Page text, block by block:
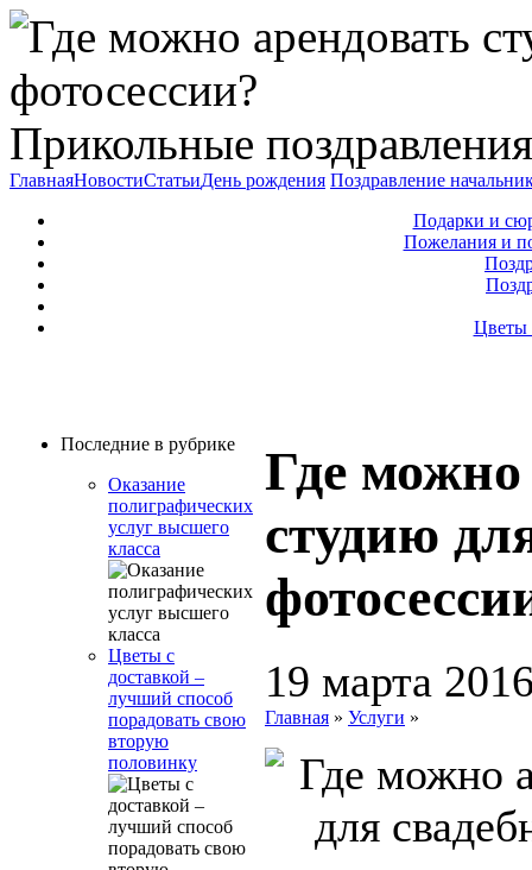
Прикольные
ГлавнаяНовостиСтатьиДень рождения Поздравление
Подарки и
Пожелания и
Цветы
Последние в рубрике
Оказание
полиграфических
услуг высшего
класса
Цветы с
доставкой –
лучший способ
порадовать свою
вторую
половинку
Где можно
студию
19 марта
Главная » Услуги »